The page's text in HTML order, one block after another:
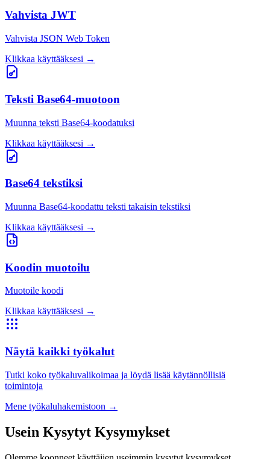
Vahvista JWT
Vahvista JSON Web Token
Klikkaa käyttääksesi →
Teksti Base64-muotoon
Muunna teksti Base64-koodatuksi
Klikkaa käyttääksesi →
Base64 tekstiksi
Muunna Base64-koodattu teksti takaisin tekstiksi
Klikkaa käyttääksesi →
Koodin muotoilu
Muotoile koodi
Klikkaa käyttääksesi →
Näytä kaikki työkalut
Tutki koko työkaluvalikoimaa ja löydä lisää käytännöllisiä
toimintoja
Mene työkaluhakemistoon →
Usein Kysytyt Kysymykset